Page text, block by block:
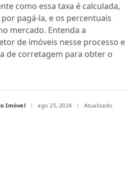
como essa taxa é calculada,
pagá-la, e os percentuais
mercado. Entenda a
de imóveis nesse processo e
de corretagem para obter o
Imóvel ago 25, 2024
Atualizado